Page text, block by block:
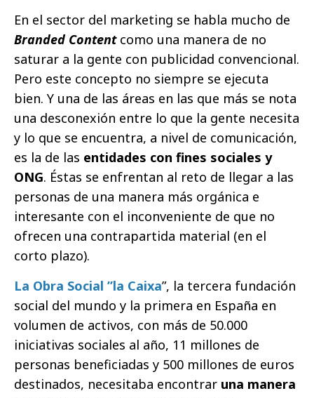
En el sector del marketing se habla mucho de
Branded Contentcomo una manera de no
saturar a la gente con publicidad convencional.
Pero este concepto no siempre se ejecuta
bien. Y una de las áreas en las que más se nota
una desconexión entre lo que la gente necesita
y lo que se encuentra, a nivel de comunicación,
es la de las entidades con fines sociales y
ONG. Éstas se enfrentan al reto de llegar a las
personas de una manera más orgánica e
interesante con el inconveniente de que no
ofrecen una contrapartida material (en el
corto plazo).
La Obra Social ”la Caixa”, la tercera fundación
social del mundo y la primera en España en
volumen de activos, con más de 50.000
iniciativas sociales al año, 11 millones de
personas beneficiadas y 500 millones de euros
destinados, necesitaba encontrar una manera